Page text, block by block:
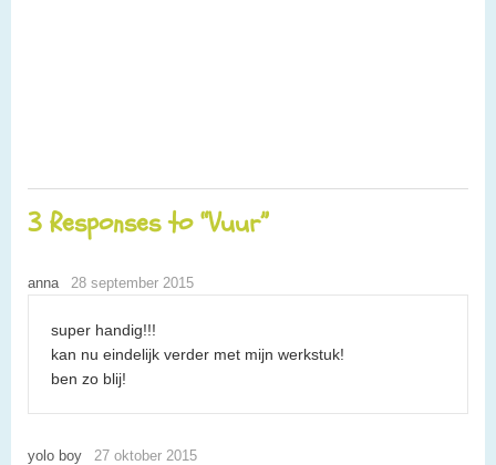
3 Responses to “Vuur”
anna 28 september 2015
super handig!!!
kan nu eindelijk verder met mijn werkstuk!
ben zo blij!
yolo boy 27 oktober 2015